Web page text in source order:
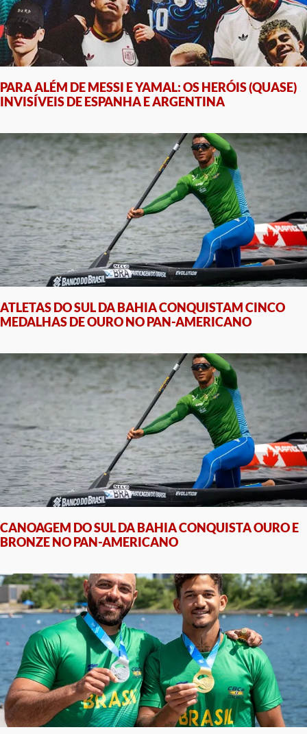
PARA ALÉM DE MESSI E YAMAL: OS HERÓIS (QUASE)
INVISÍVEIS DE ESPANHA E ARGENTINA
ATLETAS DO SUL DA BAHIA CONQUISTAM CINCO
MEDALHAS DE OURO NO PAN-AMERICANO
CANOAGEM DO SUL DA BAHIA CONQUISTA OURO E
BRONZE NO PAN-AMERICANO